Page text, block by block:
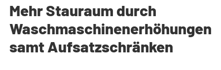
Mehr Stauraum durch
Waschmaschinenerhöhungen
samt Aufsatzschränken